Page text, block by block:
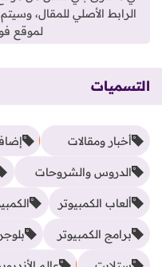
الرابط الأصلي للمقال،
لموقع
التسميات
أخبار ومقالات
الدروس والشروحات
ألعاب الكمبيوتر
برامج الكمبيوتر بلوجر